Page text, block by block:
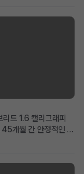
드 1.6 캘리그래피
개월 간 안정적인 이
원 승계 지원금 제